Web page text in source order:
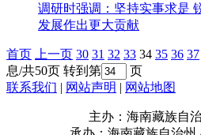
调研时强调：坚持实事求是
发展作出更大贡献
首页 上一页 30 31 32 33 34 35 36 37
息/共50页 转到第
页
联系我们 | 网站声明 | 网站地图
主办：海南藏族自